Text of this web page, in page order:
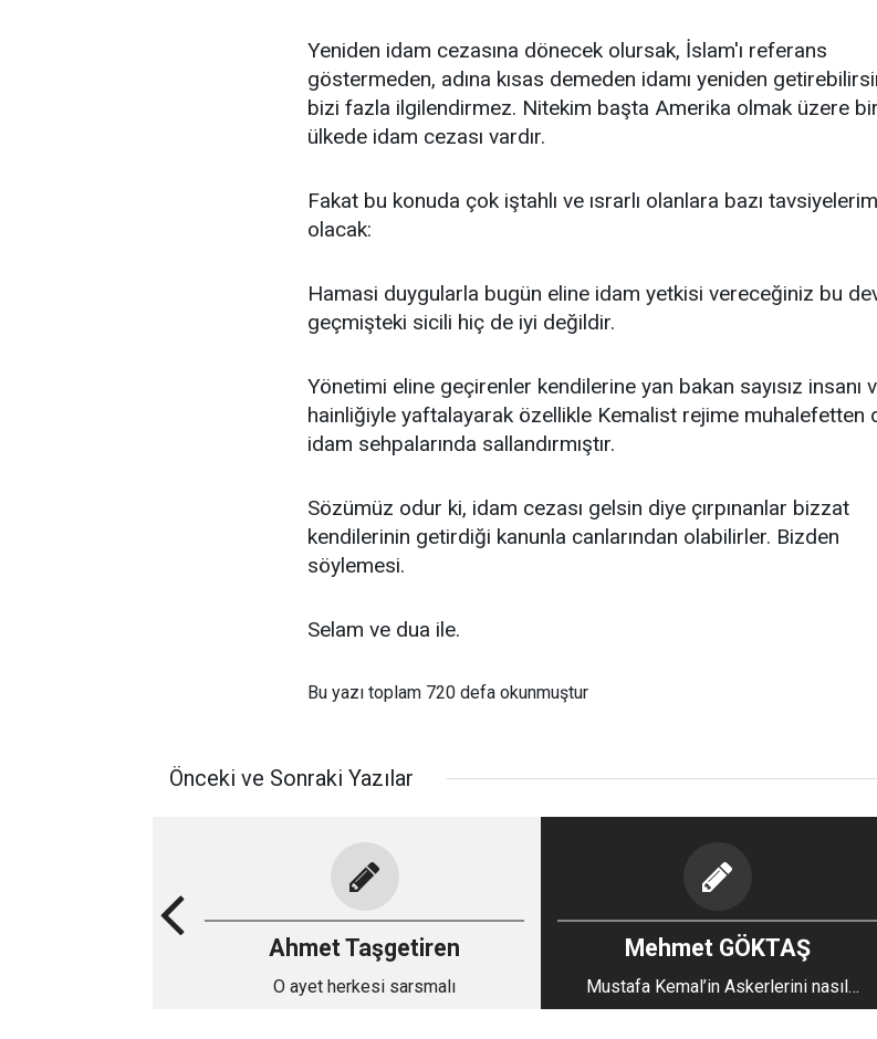
Yeniden idam cezasına dönecek olursak, İslam'ı referans
göstermeden, adına kısas demeden idamı yeniden
bizi fazla ilgilendirmez. Nitekim başta Amerika olmak üzere
ülkede idam cezası vardır.
Fakat bu konuda çok iştahlı ve ısrarlı olanlara bazı
olacak:
Hamasi duygularla bugün eline idam yetkisi vereceğiniz bu
geçmişteki sicili hiç de iyi değildir.
Yönetimi eline geçirenler kendilerine yan bakan sayısız insanı
hainliğiyle yaftalayarak özellikle Kemalist rejime muhalefetten
idam sehpalarında sallandırmıştır.
Sözümüz odur ki, idam cezası gelsin diye çırpınanlar bizzat
kendilerinin getirdiği kanunla canlarından olabilirler. Bizden
söylemesi.
Selam ve dua ile.
Bu yazı toplam 720 defa okunmuştur
Önceki ve Sonraki Yazılar
Ahmet Taşgetiren
O ayet herkesi sarsmalı
Mehmet GÖKTAŞ
Mustafa Kemal’in Askerlerini nasıl
bilirdiniz?